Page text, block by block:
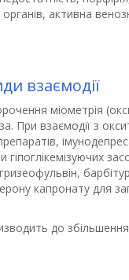
активна
взаємодії
міометрія
При взаємодії з
капронату для
до збільшення